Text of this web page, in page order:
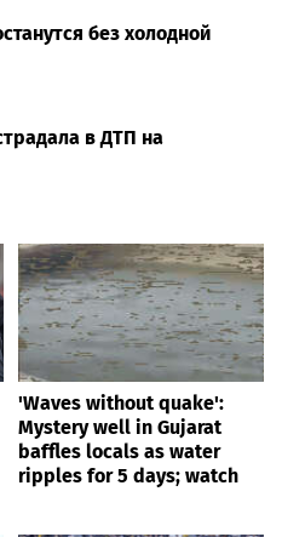
без холодной
в ДТП на
'Waves without quake':
Mystery well in Gujarat
baffles locals as water
ripples for 5 days; watch